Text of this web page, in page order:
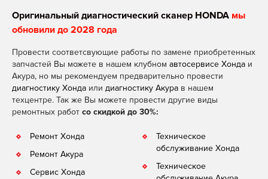
Оригинальный диагностический сканер HONDA мы
обновили до 2028 года
Провести соответсвующие работы по замене приобретенных
запчастей Вы можете в нашем клубном автосервисе Хонда и
Акура, но мы рекомендуем предварительно провести
диагностику Хонда или диагностику Акура в нашем
техцентре. Так же Вы можете провести другие виды
ремонтных работ со скидкой до 30%:
Ремонт Хонда
Ремонт Акура
Сервис Хонда
Техническое
обслуживание Хонда
Техническое